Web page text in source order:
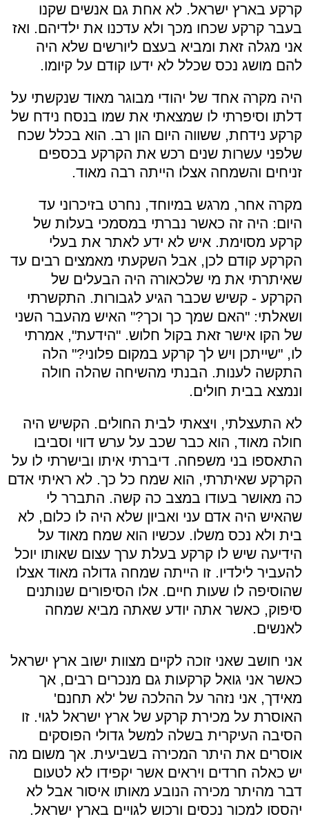
קרקע בארץ ישראל. לא אחת גם אנשים שקנו
בעבר קרקע שכחו מכך ולא עדכנו את ילדיהם. ואז
אני מגלה זאת ומביא בעצם ליורשים שלא היה
להם מושג נכס שכלל לא ידעו קודם על קיומו.
היה מקרה אחד של יהודי מבוגר מאוד שנקשתי על
דלתו וסיפרתי לו שמצאתי את שמו בנסח נידח של
קרקע נידחת, ששווה היום הון רב. הוא בכלל שכח
שלפני עשרות שנים רכש את הקרקע בכספים
זניחים והשמחה אצלו הייתה רבה מאוד.
מקרה אחר, מרגש במיוחד, נחרט בזיכרוני עד
היום: היה זה כאשר נברתי במסמכי בעלות של
קרקע מסוימת. איש לא ידע לאתר את בעלי
הקרקע קודם לכן, אבל השקעתי מאמצים רבים עד
שאיתרתי את מי שלכאורה היה הבעלים של
הקרקע - קשיש שכבר הגיע לגבורות. התקשרתי
ושאלתי: "האם שמך כך וכך?" האיש מהעבר השני
של הקו אישר זאת בקול חלוש. "הידעת", אמרתי
לו, "שייתכן ויש לך קרקע במקום פלוני?" הלה
התקשה לענות. הבנתי מהשיחה שהלה חולה
ונמצא בבית חולים.
לא התעצלתי, ויצאתי לבית החולים. הקשיש היה
חולה מאוד, הוא כבר שכב על ערש דווי וסביבו
התאספו בני משפחה. דיברתי איתו ובישרתי לו על
הקרקע שאיתרתי, הוא שמח כל כך. לא ראיתי אדם
כה מאושר בעודו במצב כה קשה. התברר לי
שהאיש היה אדם עני ואביון שלא היה לו כלום, לא
בית ולא נכס משלו. עכשיו הוא שמח מאוד על
הידיעה שיש לו קרקע בעלת ערך עצום שאותו יוכל
להעביר לילדיו. זו הייתה שמחה גדולה מאוד אצלו
שהוסיפה לו שעות חיים. אלו הסיפורים שנותנים
סיפוק, כאשר אתה יודע שאתה מביא שמחה
לאנשים.
אני חושב שאני זוכה לקיים מצוות ישוב ארץ ישראל
כאשר אני גואל קרקעות גם מנכרים רבים, אך
מאידך, אני נזהר על ההלכה של 'לא תחנם'
האוסרת על מכירת קרקע של ארץ ישראל לגוי. זו
הסיבה העיקרית בשלה למשל גדולי הפוסקים
אוסרים את היתר המכירה בשביעית. אך משום מה
יש כאלה חרדים ויראים אשר יקפידו לא לטעום
דבר מהיתר מכירה הנובע מאותו איסור אבל לא
יהססו למכור נכסים ורכוש לגויים בארץ ישראל.